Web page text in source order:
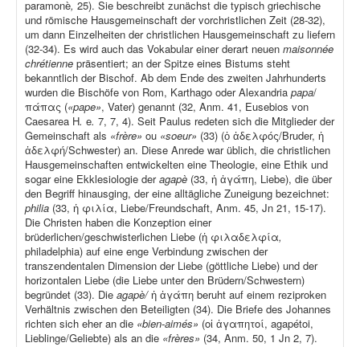
paramonè, 25). Sie beschreibt zunächst die typisch griechische
und römische Hausgemeinschaft der vorchristlichen Zeit (28-32),
um dann Einzelheiten der christlichen Hausgemeinschaft zu liefern
(32-34). Es wird auch das Vokabular einer derart neuen maisonnée
chrétienne präsentiert; an der Spitze eines Bistums steht
bekanntlich der Bischof. Ab dem Ende des zweiten Jahrhunderts
wurden die Bischöfe von Rom, Karthago oder Alexandria papa/
πάπας («pape», Vater) genannt (32, Anm. 41, Eusebios von
Caesarea H. e. 7, 7, 4). Seit Paulus redeten sich die Mitglieder der
Gemeinschaft als «frère» ou «soeur» (33) (ὁ ἀδελφός/Bruder, ἡ
ἀδελφή/Schwester) an. Diese Anrede war üblich, die christlichen
Hausgemeinschaften entwickelten eine Theologie, eine Ethik und
sogar eine Ekklesiologie deragapè (33, ἡ ἀγάπη, Liebe), die über
den Begriff hinausging, der eine alltägliche Zuneigung bezeichnet:
philia (33, ἡ φιλία, Liebe/Freundschaft, Anm. 45, Jn 21, 15-17).
Die Christen haben die Konzeption einer
brüderlichen/geschwisterlichen Liebe (ἡ φιλαδελφία,
philadelphia) auf eine enge Verbindung zwischen der
transzendentalen Dimension der Liebe (göttliche Liebe) und der
horizontalen Liebe (die Liebe unter den Brüdern/Schwestern)
begründet (33). Die agapè/ἡ ἀγάπη beruht auf einem reziproken
Verhältnis zwischen den Beteiligten (34). Die Briefe des Johannes
richten sich eher an die «bien-aimés» (οἱ ἀγαπητοί, agapétoi,
Lieblinge/Geliebte) als an die «frères» (34, Anm. 50, 1 Jn 2, 7).